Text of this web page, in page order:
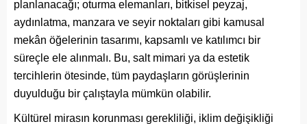
planlanacağı; oturma elemanları, bitkisel peyzaj,
aydınlatma, manzara ve seyir noktaları gibi kamusal
mekân öğelerinin tasarımı, kapsamlı ve katılımcı bir
süreçle ele alınmalı. Bu, salt mimari ya da estetik
tercihlerin ötesinde, tüm paydaşların görüşlerinin
duyulduğu bir çalıştayla mümkün olabilir.
Kültürel mirasın korunması gerekliliği, iklim değişikliği